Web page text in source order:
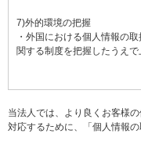
7)外的環境の把握
・外国における個人情報の
関する制度を把握したうえ
当法人では、より良くお客様
対応するために、「個人情報